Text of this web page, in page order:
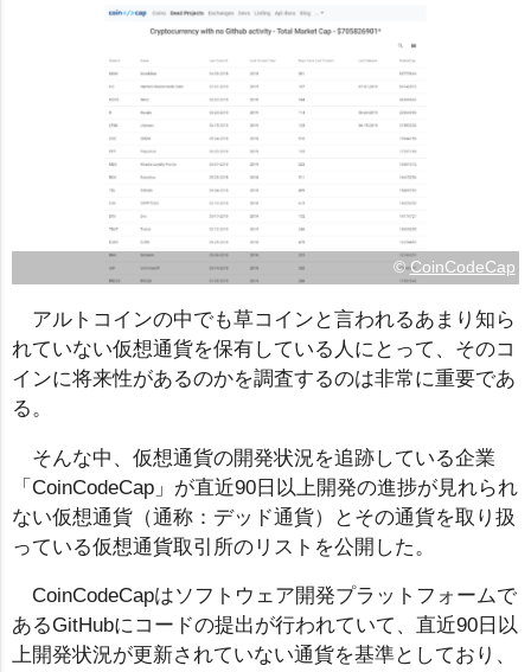
©CoinCodeCap
アルトコインの中でも草コインと言われるあまり知ら
れていない仮想通貨を保有している人にとって、そのコ
インに将来性があるのかを調査するのは非常に重要であ
る。
そんな中、仮想通貨の開発状況を追跡している企業
「CoinCodeCap」が直近90日以上開発の進捗が見れられ
ない仮想通貨（通称：デッド通貨）とその通貨を取り扱
っている仮想通貨取引所のリストを公開した。
CoinCodeCapはソフトウェア開発プラットフォームで
あるGitHubにコードの提出が行われていて、直近90日以
上開発状況が更新されていない通貨を基準としており、